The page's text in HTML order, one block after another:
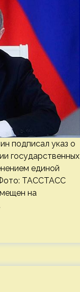
подписал указ о
государственных
единой
ТАССТАСС
на